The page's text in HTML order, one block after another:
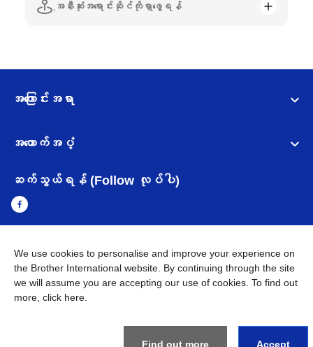
အနီးဆုံးအရောင်းဆိုင်ကိုရှာဖွေရန်
အကြောင်းအရာ
အထောက်အပံ့
ဆက်သွယ်ရန် (Follow လုပ်ပါ)
Myanmar Brother ၏ ကမ္ဘာတစ်ဝန်းရှိ ကွန်ယက်များ
အချက်အလက်မူဝါဒ အသုံးပြုမူဝါဒ
Brother Global ဝက်ဆိုဒ်သို့သွားရန်
We use cookies to personalise and improve your experience on
the Brother International website. By continuing through the site
we will assume you are accepting our use of cookies. To find out
more, click here
Find out more Accept